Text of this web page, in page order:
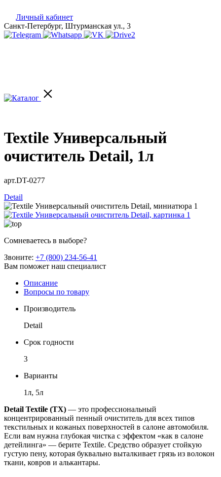
Личный кабинет
Санкт-Петербург, Штурманская ул., 3
Textile Универсальный
очиститель Detail, 1л
арт.DT-0277
Detail
Сомневаетесь в выборе?
Звоните: +7 (800) 234-56-41
Вам поможет наш специалист
Описание
Вопросы по товару
Производитель
Detail
Срок годности
3
Варианты
1л, 5л
Detail Textile (TX) — это профессиональный
концентрированный пенный очиститель для всех типов
текстильных и кожаных поверхностей в салоне автомобиля.
Если вам нужна глубокая чистка с эффектом «как в салоне
детейлинга» — берите Textile. Средство образует стойкую
густую пену, которая буквально выталкивает грязь из волокон
ткани, ковров и алькантары.